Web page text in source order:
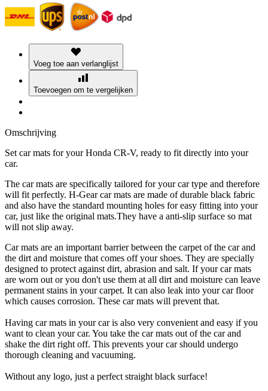
Voeg toe aan verlanglijst
Toevoegen om te vergelijken
Omschrijving
Set car mats for your Honda CR-V, ready to fit directly into your
car.
The car mats are specifically tailored for your car type and therefore
will fit perfectly. H-Gear car mats are made of durable black fabric
and also have the standard mounting holes for easy fitting into your
car, just like the original mats.They have a anti-slip surface so mat
will not slip away.
Car mats are an important barrier between the carpet of the car and
the dirt and moisture that comes off your shoes. They are specially
designed to protect against dirt, abrasion and salt. If your car mats
are worn out or you don't use them at all dirt and moisture can leave
permanent stains in your carpet. It can also leak into your car floor
which causes corrosion. These car mats will prevent that.
Having car mats in your car is also very convenient and easy if you
want to clean your car. You take the car mats out of the car and
shake the dirt right off. This prevents your car should undergo
thorough cleaning and vacuuming.
Without any logo, just a perfect straight black surface!